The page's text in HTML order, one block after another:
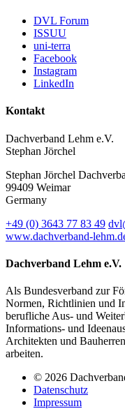
DVL Forum
ISSUU
uni-terra
Facebook
Instagram
LinkedIn
Kontakt
Dachverband Lehm e.V.
Stephan Jörchel
Stephan Jörchel
99409 Weimar
Germany
+49 (0) 3643 77 83 49
www.dachverband-
Dachverband Lehm e.V.
Als Bundesverband zur
Normen, Richtlinien und
berufliche Aus- und
Informations- und
Architekten und
arbeiten.
© 2026
Datenschutz
Impressum